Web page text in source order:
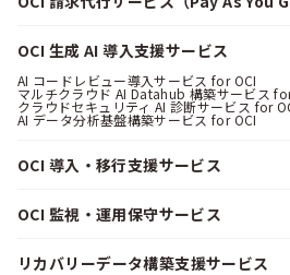
OCI 生成 AI 導入支援サービス
AI コードレビュー導入サービス for OCI
マルチクラウド AI Datahub 構築サービス
クラウドセキュリティ AI 診断サービス for
AI データ分析基盤構築サービス for OCI
OCI 導入・移行支援サービス
OCI 監視・運用保守サービス
リカバリーデータ構築支援サービス